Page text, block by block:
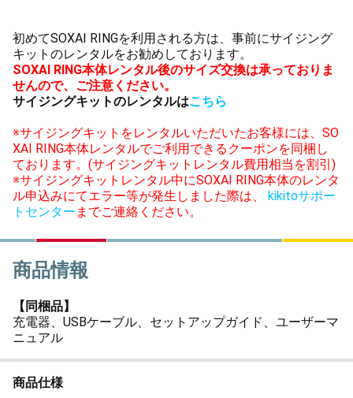
初めてSOXAI RINGを利用される方は、事前にサイジング
キットのレンタルをお勧めしております。
SOXAI RING本体レンタル後のサイズ交換は承っておりま
せんので、ご注意ください。
サイジングキットのレンタルはこちら
※サイジングキットをレンタルいただいたお客様には、SO
XAI RING本体レンタルでご利用できるクーポンを同梱し
ております。(サイジングキットレンタル費用相当を割引)
※サイジングキットレンタル中にSOXAI RING本体のレンタ
ル申込みにてエラー等が発生しました際は、
kikitoサポー
トセンター までご連絡ください。
商品情報
【同梱品】
充電器、USBケーブル、セットアップガイド、ユーザーマ
ニュアル
商品仕様